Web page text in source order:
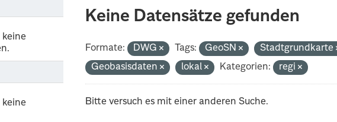
keine
keine
Keine Datensätze gefunden
Formate: DWG Tags: GeoSN
Stadtgrundkarte
Geobasisdaten
lokal Kategorien: regi
Bitte versuch es mit einer anderen Suche.